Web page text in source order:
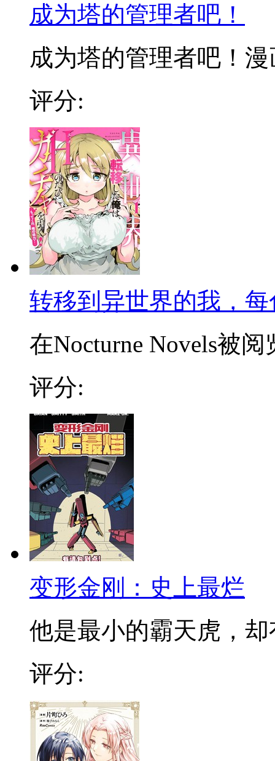
成为塔的管理者吧！
成为塔的管理者吧！漫
评分:
转移到异世界的我，
在Nocturne Novels被阅
评分:
变形金刚：史上最烂
他是最小的霸天虎，却
评分: